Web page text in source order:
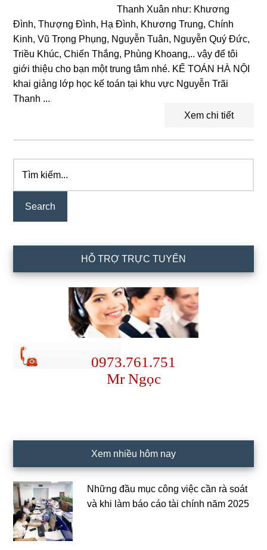
Thanh Xuân như: Khương
Đình, Thượng Đình, Hạ Đình, Khương Trung, Chính
Kinh, Vũ Trọng Phụng, Nguyễn Tuân, Nguyễn Quý Đức,
Triều Khúc, Chiến Thắng, Phùng Khoang,.. vậy để tôi
giới thiệu cho bạn một trung tâm nhé. KẾ TOÁN HÀ NỘI
khai giảng lớp học kế toán tại khu vực Nguyễn Trãi
Thanh ...
Xem chi tiết
Primary
Sidebar
kiếm...
HỖ TRỢ TRỰC TUYẾN
0973.761.751
Mr Ngọc
Xem nhiều hôm nay
Những đầu mục công việc cần rà soát
và khi làm báo cáo tài chính năm 2025